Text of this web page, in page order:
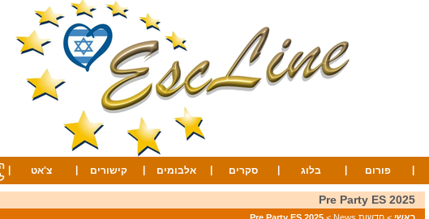
פורום בלוג סקרים אלבומים קישורים צ'אט
Pre Party ES 2025